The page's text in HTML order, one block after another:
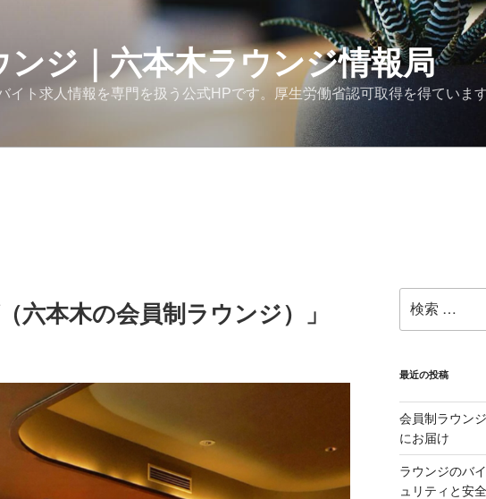
ンジ｜六本木ラウンジ情報局
イト求人情報を専門を扱う公式HPです。厚生労働省認可取得を得ています
六本木の会員制ラウンジ）」
索:
最近の投稿
会員制ラウン
にお届け
ラウンジのバ
ュリティと安